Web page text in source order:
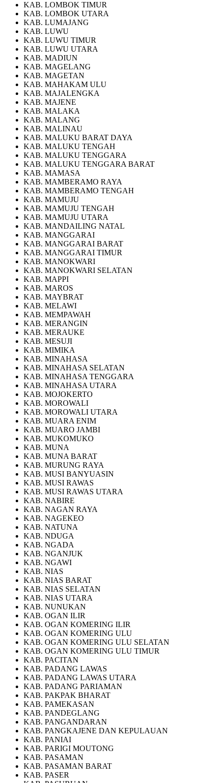
KAB. LOMBOK TIMUR
KAB. LOMBOK UTARA
KAB. LUMAJANG
KAB. LUWU
KAB. LUWU TIMUR
KAB. LUWU UTARA
KAB. MADIUN
KAB. MAGELANG
KAB. MAGETAN
KAB. MAHAKAM ULU
KAB. MAJALENGKA
KAB. MAJENE
KAB. MALAKA
KAB. MALANG
KAB. MALINAU
KAB. MALUKU BARAT DAYA
KAB. MALUKU TENGAH
KAB. MALUKU TENGGARA
KAB. MALUKU TENGGARA BARAT
KAB. MAMASA
KAB. MAMBERAMO RAYA
KAB. MAMBERAMO TENGAH
KAB. MAMUJU
KAB. MAMUJU TENGAH
KAB. MAMUJU UTARA
KAB. MANDAILING NATAL
KAB. MANGGARAI
KAB. MANGGARAI BARAT
KAB. MANGGARAI TIMUR
KAB. MANOKWARI
KAB. MANOKWARI SELATAN
KAB. MAPPI
KAB. MAROS
KAB. MAYBRAT
KAB. MELAWI
KAB. MEMPAWAH
KAB. MERANGIN
KAB. MERAUKE
KAB. MESUJI
KAB. MIMIKA
KAB. MINAHASA
KAB. MINAHASA SELATAN
KAB. MINAHASA TENGGARA
KAB. MINAHASA UTARA
KAB. MOJOKERTO
KAB. MOROWALI
KAB. MOROWALI UTARA
KAB. MUARA ENIM
KAB. MUARO JAMBI
KAB. MUKOMUKO
KAB. MUNA
KAB. MUNA BARAT
KAB. MURUNG RAYA
KAB. MUSI BANYUASIN
KAB. MUSI RAWAS
KAB. MUSI RAWAS UTARA
KAB. NABIRE
KAB. NAGAN RAYA
KAB. NAGEKEO
KAB. NATUNA
KAB. NDUGA
KAB. NGADA
KAB. NGANJUK
KAB. NGAWI
KAB. NIAS
KAB. NIAS BARAT
KAB. NIAS SELATAN
KAB. NIAS UTARA
KAB. NUNUKAN
KAB. OGAN ILIR
KAB. OGAN KOMERING ILIR
KAB. OGAN KOMERING ULU
KAB. OGAN KOMERING ULU SELATAN
KAB. OGAN KOMERING ULU TIMUR
KAB. PACITAN
KAB. PADANG LAWAS
KAB. PADANG LAWAS UTARA
KAB. PADANG PARIAMAN
KAB. PAKPAK BHARAT
KAB. PAMEKASAN
KAB. PANDEGLANG
KAB. PANGANDARAN
KAB. PANGKAJENE DAN KEPULAUAN
KAB. PANIAI
KAB. PARIGI MOUTONG
KAB. PASAMAN
KAB. PASAMAN BARAT
KAB. PASER